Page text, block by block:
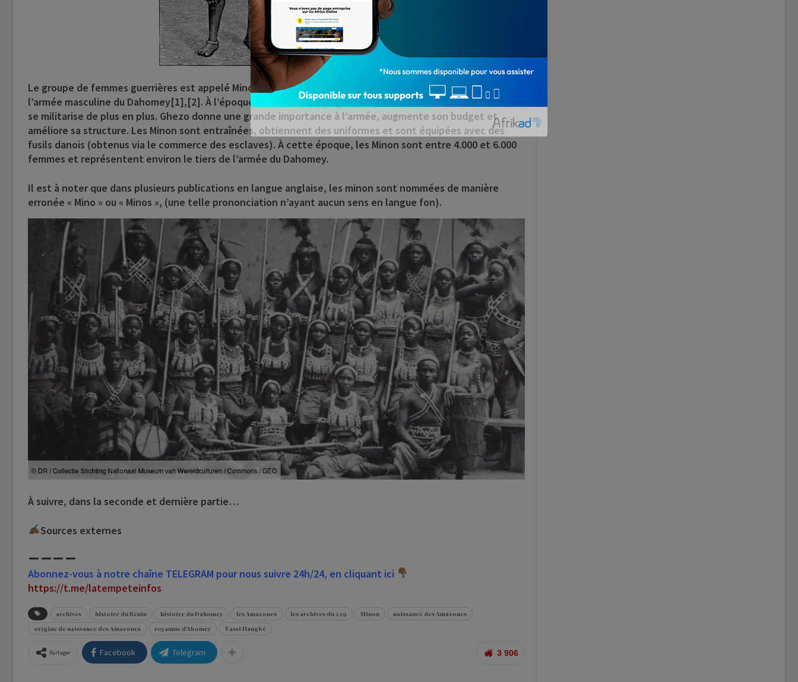
Le groupe de femmes guerrières est appelé Minon (Mi-Non), ce qui signifie « nos mères » en langue fon, par
l’armée masculine du Dahomey[1],[2]. À l’époque du roi Ghézo (qui gouverne de 1818 à 1858), le Dahomey
se militarise de plus en plus. Ghezo donne une grande importance à l’armée, augmente son budget et
améliore sa structure. Les Minon sont entraînées, obtiennent des uniformes et sont équipées avec des
fusils danois (obtenus via le commerce des esclaves). À cette époque, les Minon sont entre 4.000 et 6.000
femmes et représentent environ le tiers de l’armée du Dahomey.
Il est à noter que dans plusieurs publications en langue anglaise, les minon sont nommées de manière
erronée « Mino » ou « Minos », (une telle prononciation n’ayant aucun sens en langue fon).
À suivre, dans la seconde et dernière partie…
Sources externes
Abonnez-vous à notre chaîne TELEGRAM pour nous suivre 24h/24, en cliquant ici
https://t.me/latempeteinfos
archives histoire du Bénin histoire du Dahomey les Amazones les archives du 229 Minon
naissance des Amazones
origine de naissance des Amazones
royaume d'Abomey Tassi Hangbé
3 906
Partager Facebook Telegram